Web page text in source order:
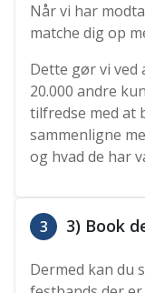
Når vi har
matche dig op
Dette gør vi ved
20.000 andre
tilfredse med at
sammenligne
og hvad de har
3 3) Book
Dermed kan du